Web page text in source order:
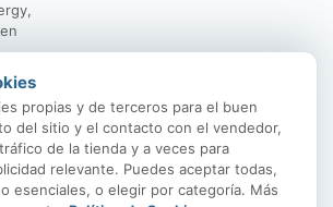
propias y de terceros para el buen
del sitio y el contacto con el vendedor,
de la tienda y a veces para
relevante. Puedes aceptar todas,
esenciales, o elegir por categoría. Más